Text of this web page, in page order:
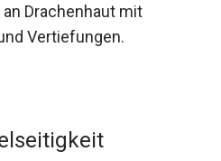
Drachenhaut mit
Vertiefungen.